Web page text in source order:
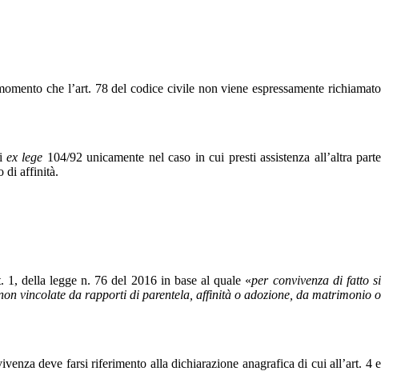
che l’art. 78 del codice civile non viene espressamente richiamato
ex lege 104/92 unicamente nel caso in cui presti assistenza all’altra parte
di affinità.
della legge n. 76 del 2016 in base al quale «per convivenza di fatto si
vincolate da rapporti di parentela, affinità o adozione, da matrimonio o
deve farsi riferimento alla dichiarazione anagrafica di cui all’art. 4 e